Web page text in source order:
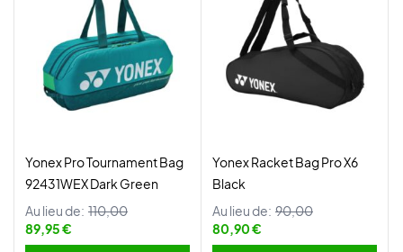
Yonex Pro Tournament Bag
92431WEX Dark Green
Au lieu de: 110,00
89,95 €
Yonex Racket Bag Pro X6
Black
Au lieu de: 90,00
80,90 €